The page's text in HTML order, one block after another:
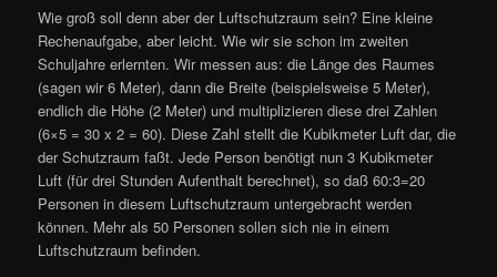
Wie groß soll denn aber der Luftschutzraum sein? Eine kleine
Rechenaufgabe, aber leicht. Wie wir sie schon im zweiten
Schuljahre erlernten. Wir messen aus: die Länge des Raumes
(sagen wir 6 Meter), dann die Breite (beispielsweise 5 Meter),
endlich die Höhe (2 Meter) und multiplizieren diese drei Zahlen
(6×5 = 30 x 2 = 60). Diese Zahl stellt die Kubikmeter Luft dar, die
der Schutzraum faßt. Jede Person benötigt nun 3 Kubikmeter
Luft (für drei Stunden Aufenthalt berechnet), so daß 60:3=20
Personen in diesem Luftschutzraum untergebracht werden
können. Mehr als 50 Personen sollen sich nie in einem
Luftschutzraum befinden.